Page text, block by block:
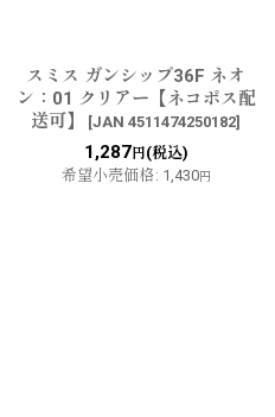
スミス ガンシップ36F ネオ
ン：01 クリアー【ネコポス配
送可】
[JAN 4511474250182]
1,287円(税込)
希望小売価格: 1,430円